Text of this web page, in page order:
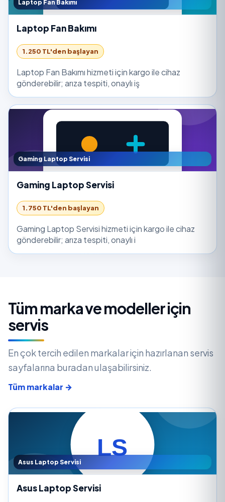
Laptop Fan Bakımı
Laptop Fan Bakımı
1.250 TL'den başlayan
Laptop Fan Bakımı hizmeti için kargo ile cihaz
gönderebilir; arıza tespiti, onaylı iş
Gaming Laptop Servisi
Gaming Laptop Servisi
1.750 TL'den başlayan
Gaming Laptop Servisi hizmeti için kargo ile cihaz
gönderebilir; arıza tespiti, onaylı i
Tüm marka ve modeller için
servis
En çok tercih edilen markalar için hazırlanan servis
sayfalarına buradan ulaşabilirsiniz.
Tüm markalar →
Asus Laptop Servisi
Asus Laptop Servisi